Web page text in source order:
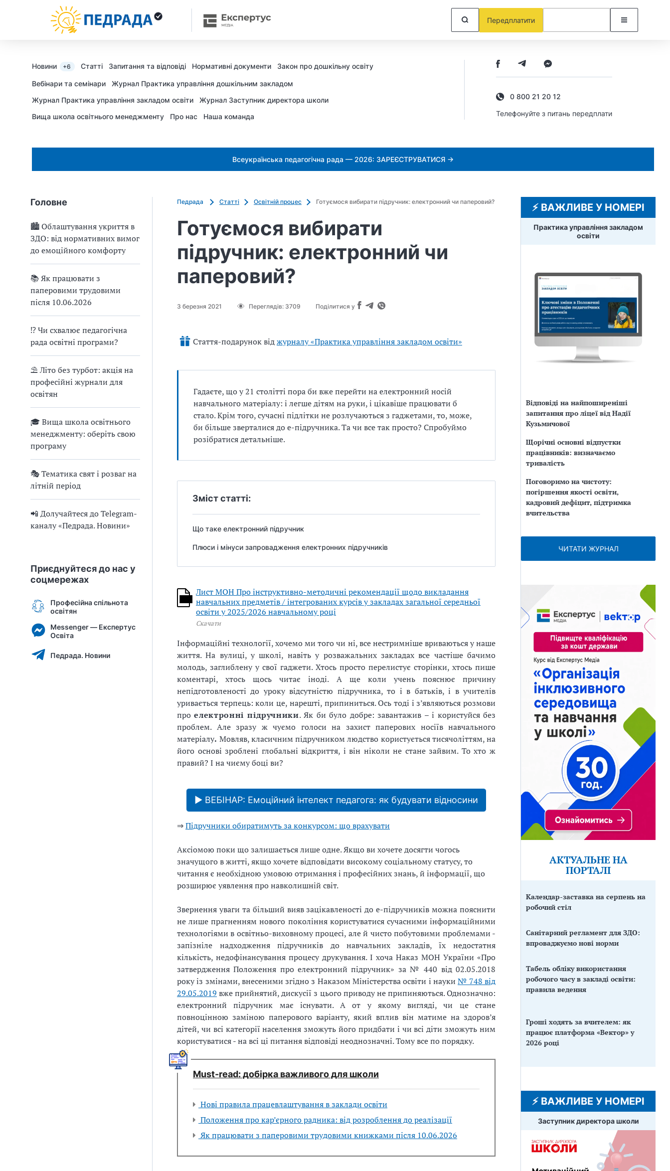
Передплатити
Новини +6 Статті Запитання та відповіді Нормативні документи Закон про дошкільну освіту
Вебінари та семінари
Журнал Практика управління дошкільним закладом
Журнал Практика управління закладом освіти
Журнал Заступник директора школи
Вища школа освітнього менеджменту
Про нас Наша команда
0 800 21 20 12
Телефонуйте з питань передплати
Всеукраїнська педагогічна рада — 2026: ЗАРЕЄСТРУВАТИСЯ →
Головне
🏙 Облаштування укриття в
ЗДО: від нормативних вимог
до емоційного комфорту
📚 Як працювати з
паперовими трудовими
після 10.06.2026
⁉ Чи схвалює педагогічна
рада освітні програми?
⛱ Літо без турбот: акція на
професійні журнали для
освітян
🎓 Вища школа освітнього
менеджменту: оберіть свою
програму
🎭 Тематика свят і розваг на
літній період
📲 Долучайтеся до Telegram-
каналу «Педрада. Новини»
Приєднуйтеся до нас у
соцмережах
Професійна спільнота
освітян
Messenger — Експертус
Освіта
Педрада. Новини
Педрада Статті Освітній процес Готуємося вибирати підручник: електронний чи паперовий?
Готуємося вибирати
підручник: електронний чи
паперовий?
3 березня 2021 Переглядів: 3709 Поділитися у
Стаття-подарунок віджурналу «Практика управління закладом освіти»
Гадаєте, що у 21 столітті пора би вже перейти на електронний носій
навчального матеріалу: і легше дітям на руки, і цікавіше працювати б
стало. Крім того, сучасні підлітки не розлучаються з гаджетами, то, може,
би більше зверталися до е-підручника. Та чи все так просто? Спробуймо
розібратися детальніше.
Зміст статті:
Що таке електронний підручник
Плюси і мінуси запровадження електронних підручників
Лист МОН Про інструктивно-методичні рекомендації щодо викладання
навчальних предметів / інтегрованих курсів у закладах загальної середньої
освіти у 2025/2026 навчальному році
Скачати
Інформаційні технології, хочемо ми того чи ні, все нестримніше вриваються у наше
життя. На вулиці, у школі, навіть у розважальних закладах все частіше бачимо
молодь, заглиблену у свої гаджети. Хтось просто перелистує сторінки, хтось пише
коментарі, хтось щось читає іноді. А ще коли учень пояснює причину
непідготовленості до уроку відсутністю підручника, то і в батьків, і в учителів
уривається терпець: коли це, нарешті, припиниться. Ось тоді і з’являються розмови
проелектронні підручники. Як би було добре: завантажив – і користуйся без
проблем. Але зразу ж чуємо голоси на захист паперових носіїв навчального
матеріалу. Мовляв, класичним підручником людство користується тисячоліттям, на
його основі зроблені глобальні відкриття, і він ніколи не стане зайвим. То хто ж
правий? І на чиєму боці ви?
▶ ВЕБІНАР: Емоційний інтелект педагога: як будувати відносини
⇒Підручники обиратимуть за конкурсом: що врахувати
Аксіомою поки що залишається лише одне. Якщо ви хочете досягти чогось
значущого в житті, якщо хочете відповідати високому соціальному статусу, то
читання є необхідною умовою отримання і професійних знань, й інформації, що
розширює уявлення про навколишній світ.
Звернення уваги та більший вияв зацікавленості до е-підручників можна пояснити
не лише прагненням нового покоління користуватися сучасними інформаційними
технологіями в освітньо-виховному процесі, але й чисто побутовими проблемами -
запізніле надходження підручників до навчальних закладів, їх недостатня
кількість, недофінансування процесу друкування. І хоча Наказ МОН України «Про
затвердження Положення про електронний підручник» за № 440 від 02.05.2018
року із змінами, внесеними згідно з Наказом Міністерства освіти і науки№ 748 від
29.05.2019 вже прийнятий, дискусії з цього приводу не припиняються. Однозначно:
електронний підручник має існувати. А от у якому вигляді, чи це стане
повноцінною заміною паперового варіанту, який вплив він матиме на здоров’я
дітей, чи всі категорії населення зможуть його придбати і чи всі діти зможуть ним
користуватися - на всі ці питання відповіді неоднозначні. Тому все по порядку.
Мust-read: добірка важливого для школи
Нові правила працевлаштування в заклади освіти
Положення про кар’єрного радника: від розроблення до реалізації
Як працювати з паперовими трудовими книжками після 10.06.2026
⚡️ ВАЖЛИВЕ У НОМЕРІ
Практика управління закладом
освіти
Відповіді на найпоширеніші
запитання про ліцеї від Надії
Кузьмичової
Щорічні основні відпустки
працівників: визначаємо
тривалість
Поговоримо на чистоту:
погіршення якості освіти,
кадровий дефіцит, підтримка
вчительства
ЧИТАТИ ЖУРНАЛ
АКТУАЛЬНЕ НА
ПОРТАЛІ
Календар-заставка на серпень на
робочий стіл
Санітарний регламент для ЗДО:
впроваджуємо нові норми
Табель обліку використання
робочого часу в закладі освіти:
правила ведення
Гроші ходять за вчителем: як
працює платформа «Вектор» у
2026 році
⚡️ ВАЖЛИВЕ У НОМЕРІ
Заступник директора школи